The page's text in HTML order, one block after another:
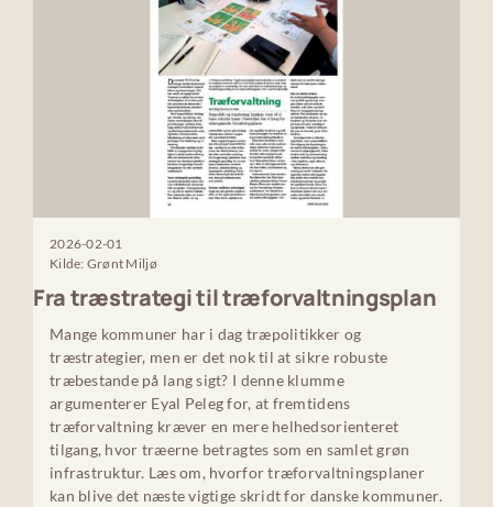
2026-02-01
Kilde: Grønt Miljø
Fra træstrategi til træforvaltningsplan
Mange kommuner har i dag træpolitikker og
træstrategier, men er det nok til at sikre robuste
træbestande på lang sigt? I denne klumme
argumenterer Eyal Peleg for, at fremtidens
træforvaltning kræver en mere helhedsorienteret
tilgang, hvor træerne betragtes som en samlet grøn
infrastruktur. Læs om, hvorfor træforvaltningsplaner
kan blive det næste vigtige skridt for danske kommuner.